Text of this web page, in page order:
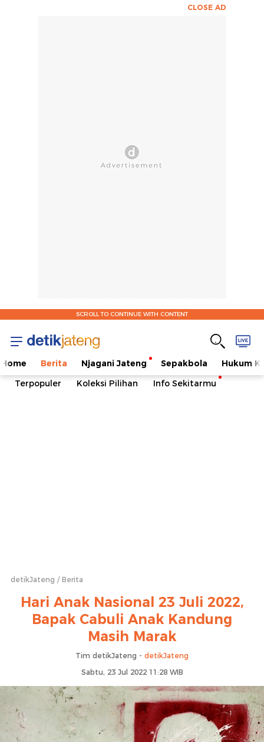
CLOSE AD
SCROLL TO CONTINUE WITH CONTENT
Home Berita Njagani Jateng Sepakbola
Hukum
Terpopuler
Koleksi Pilihan Info Sekitarmu
detikJateng Berita
Hari Anak Nasional 23 Juli 2022,
Bapak Cabuli Anak Kandung
Masih Marak
Tim detikJateng - detikJateng
Sabtu, 23 Jul 2022 11:28 WIB